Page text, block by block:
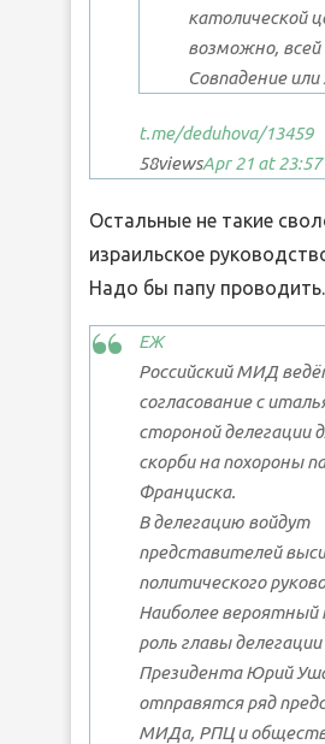
католической
возможно, всей
Совпадение или
t.me/deduhova/13459
58viewsApr 21 at 23:57
Остальные не такие
израильское
Надо бы папу проводить.
ЕЖ
Российский МИД
согласование с
стороной делегации
скорби на похороны
Франциска.
В делегацию войдут
представителей
политического
Наиболее вероятный
роль главы
Президента Юрий
отправятся ряд
МИДа, РПЦ и